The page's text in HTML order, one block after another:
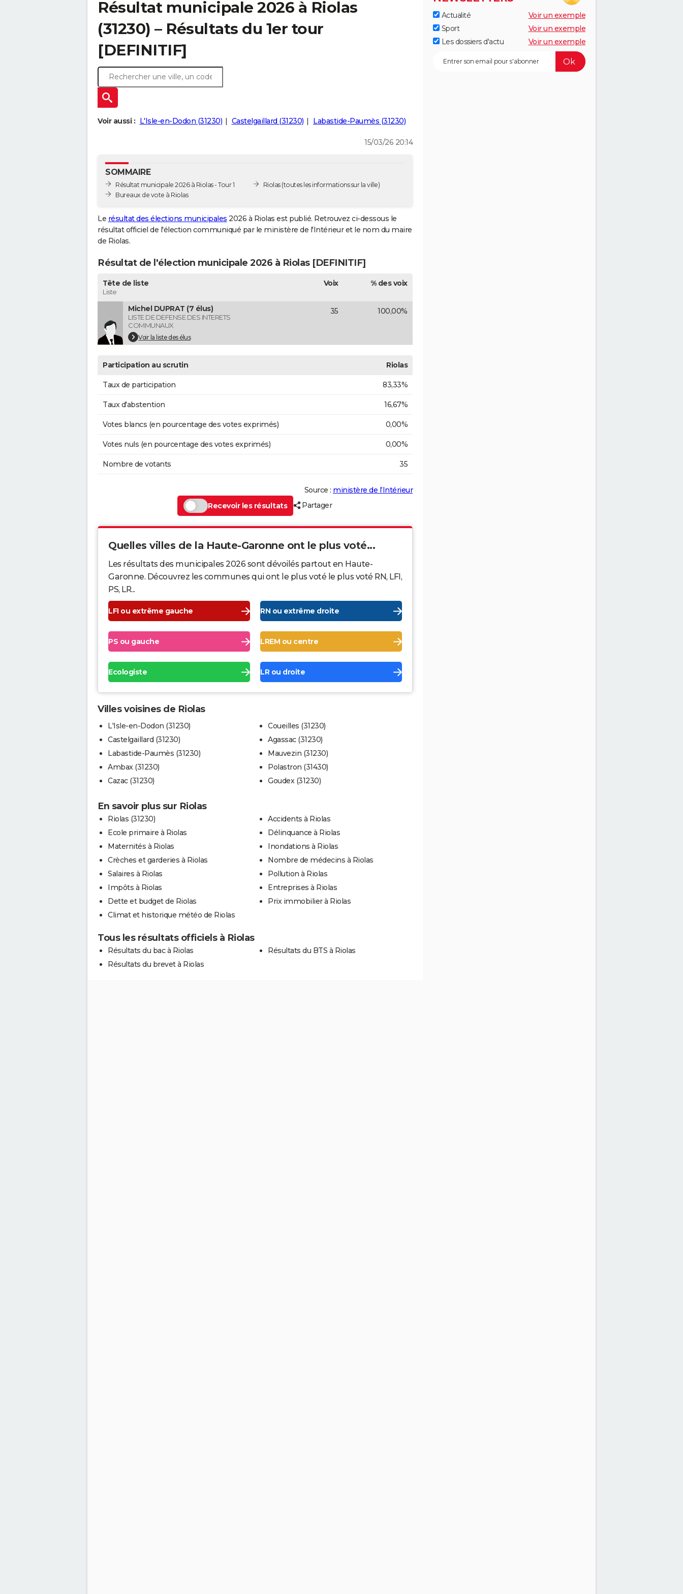
Résultat municipale 2026 à Riolas
(31230) – Résultats du 1er tour
[DEFINITIF]
Voir aussi : L'Isle-en-Dodon (31230) Castelgaillard (31230) Labastide-Paumès (31230)
15/03/26 20:14
SOMMAIRE
Résultat municipale 2026 à Riolas - Tour 1
Bureaux de vote à Riolas
Riolas(toutes les informations sur la ville)
Le résultat des élections municipales 2026 à Riolas est publié. Retrouvez ci-dessous le
résultat officiel de l'élection communiqué par le ministère de l'Intérieur et le nom du maire
de Riolas.
Résultat de l'élection municipale 2026 à Riolas [DEFINITIF]
Tête de liste
Liste
Voix % des voix
Michel DUPRAT (7 élus)
LISTE DE DEFENSE DES INTERETS
COMMUNAUX
Voir la liste des élus
35 100,00%
Participation au scrutin Riolas
Taux de participation 83,33%
Taux d'abstention 16,67%
Votes blancs (en pourcentage des votes exprimés) 0,00%
Votes nuls (en pourcentage des votes exprimés) 0,00%
Nombre de votants 35
Source : ministère de l’Intérieur
Recevoir les résultats
Partager
Quelles villes de la Haute-Garonne ont le plus voté...
Les résultats des municipales 2026 sont dévoilés partout en Haute-
Garonne. Découvrez les communes qui ont le plus voté le plus voté RN, LFI,
PS, LR...
LFI ou extrême gauche RN ou extrême droite
PS ou gauche LREM ou centre
Ecologiste LR ou droite
Villes voisines de Riolas
L'Isle-en-Dodon (31230)
Castelgaillard (31230)
Labastide-Paumès (31230)
Ambax (31230)
Cazac (31230)
Coueilles (31230)
Agassac (31230)
Mauvezin (31230)
Polastron (31430)
Goudex (31230)
En savoir plus sur Riolas
Riolas (31230)
Ecole primaire à Riolas
Maternités à Riolas
Crèches et garderies à Riolas
Salaires à Riolas
Impôts à Riolas
Dette et budget de Riolas
Climat et historique météo de Riolas
Accidents à Riolas
Délinquance à Riolas
Inondations à Riolas
Nombre de médecins à Riolas
Pollution à Riolas
Entreprises à Riolas
Prix immobilier à Riolas
Tous les résultats officiels à Riolas
Résultats du bac à Riolas
Résultats du brevet à Riolas
Résultats du BTS à Riolas
Actualité
Voir un exemple
Sport
Voir un exemple
Les dossiers d'actu
Voir un exemple